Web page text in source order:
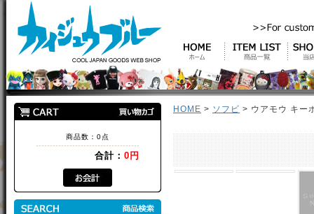
商品数：0点
合計： 0円
HOME > ソフビ > ウアモウ キー